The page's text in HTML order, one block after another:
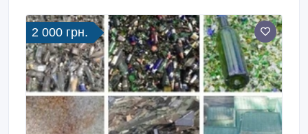
2 000 грн.